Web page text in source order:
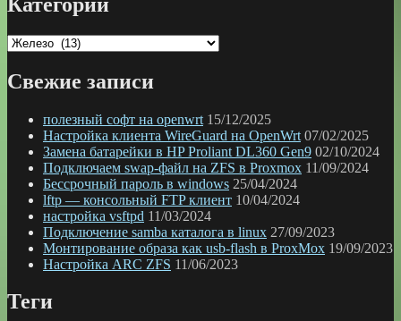
Категории
Свежие записи
полезный софт на openwrt 15/12/2025
Настройка клиента WireGuard на OpenWrt 07/02/2025
Замена батарейки в HP Proliant DL360 Gen9 02/10/2024
Подключаем swap-файл на ZFS в Proxmox 11/09/2024
Бессрочный пароль в windows 25/04/2024
lftp — консольный FTP клиент 10/04/2024
настройка vsftpd 11/03/2024
Подключение samba каталога в linux 27/09/2023
Монтирование образа как usb-flash в ProxMox 19/09/2023
Настройка ARC ZFS 11/06/2023
Теги